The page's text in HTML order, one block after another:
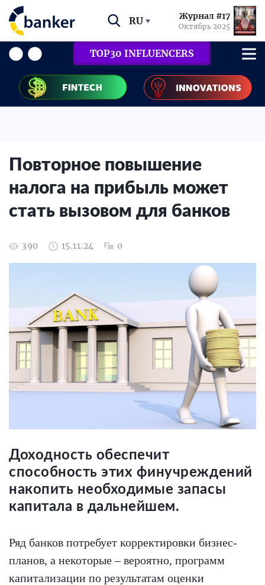
RU Журнал #17
Октябрь 2025
TOP30 INFLUENCERS
Повторное повышение
налога на прибыль может
стать вызовом для банков
390 15.11.24 0
Доходность обеспечит
способность этих финучреждений
накопить необходимые запасы
капитала в дальнейшем.
Ряд банков потребует корректировки бизнес-
планов, а некоторые – вероятно, программ
капитализации по результатам оценки